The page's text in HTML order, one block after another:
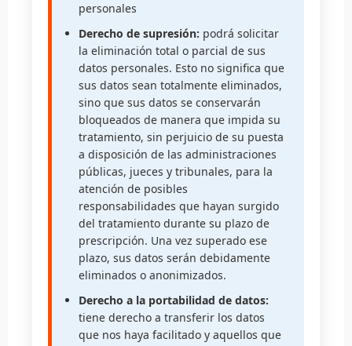
personales
Derecho de supresión: podrá solicitar
la eliminación total o parcial de sus
datos personales. Esto no significa que
sus datos sean totalmente eliminados,
sino que sus datos se conservarán
bloqueados de manera que impida su
tratamiento, sin perjuicio de su puesta
a disposición de las administraciones
públicas, jueces y tribunales, para la
atención de posibles
responsabilidades que hayan surgido
del tratamiento durante su plazo de
prescripción. Una vez superado ese
plazo, sus datos serán debidamente
eliminados o anonimizados.
Derecho a la portabilidad de datos:
tiene derecho a transferir los datos
que nos haya facilitado y aquellos que